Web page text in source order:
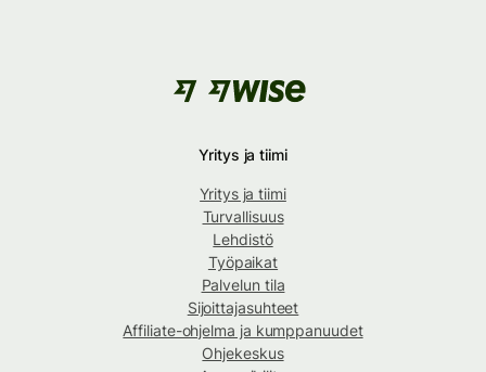
Yritys ja tiimi
Yritys ja tiimi
Turvallisuus
Lehdistö
Työpaikat
Palvelun tila
Sijoittajasuhteet
Affiliate-ohjelma ja kumppanuudet
Ohjekeskus